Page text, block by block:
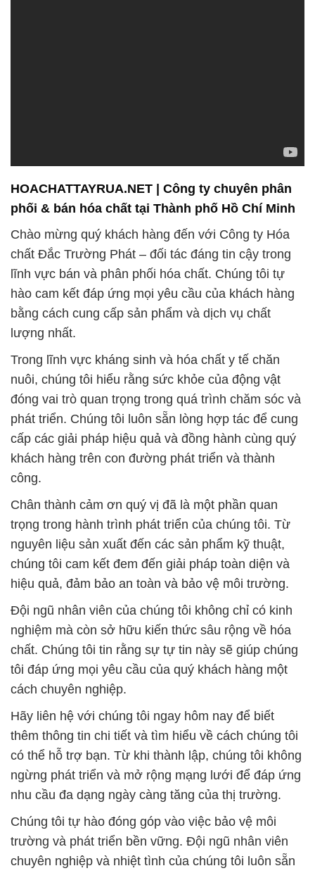
HOACHATTAYRUA.NET | Công ty chuyên phân
phối & bán hóa chất tại Thành phố Hồ Chí Minh
Chào mừng quý khách hàng đến với Công ty Hóa
chất Đắc Trường Phát – đối tác đáng tin cậy trong
lĩnh vực bán và phân phối hóa chất. Chúng tôi tự
hào cam kết đáp ứng mọi yêu cầu của khách hàng
bằng cách cung cấp sản phẩm và dịch vụ chất
lượng nhất.
Trong lĩnh vực kháng sinh và hóa chất y tế chăn
nuôi, chúng tôi hiểu rằng sức khỏe của động vật
đóng vai trò quan trọng trong quá trình chăm sóc và
phát triển. Chúng tôi luôn sẵn lòng hợp tác để cung
cấp các giải pháp hiệu quả và đồng hành cùng quý
khách hàng trên con đường phát triển và thành
công.
Chân thành cảm ơn quý vị đã là một phần quan
trọng trong hành trình phát triển của chúng tôi. Từ
nguyên liệu sản xuất đến các sản phẩm kỹ thuật,
chúng tôi cam kết đem đến giải pháp toàn diện và
hiệu quả, đảm bảo an toàn và bảo vệ môi trường.
Đội ngũ nhân viên của chúng tôi không chỉ có kinh
nghiệm mà còn sở hữu kiến thức sâu rộng về hóa
chất. Chúng tôi tin rằng sự tự tin này sẽ giúp chúng
tôi đáp ứng mọi yêu cầu của quý khách hàng một
cách chuyên nghiệp.
Hãy liên hệ với chúng tôi ngay hôm nay để biết
thêm thông tin chi tiết và tìm hiểu về cách chúng tôi
có thể hỗ trợ bạn. Từ khi thành lập, chúng tôi không
ngừng phát triển và mở rộng mạng lưới để đáp ứng
nhu cầu đa dạng ngày càng tăng của thị trường.
Chúng tôi tự hào đóng góp vào việc bảo vệ môi
trường và phát triển bền vững. Đội ngũ nhân viên
chuyên nghiệp và nhiệt tình của chúng tôi luôn sẵn